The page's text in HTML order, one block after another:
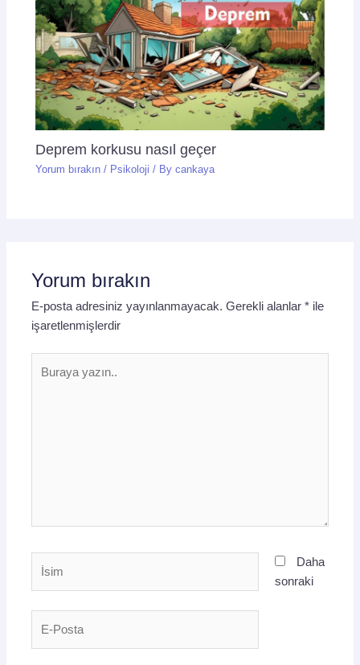
Deprem korkusu nasıl geçer
Yorum bırakın / Psikoloji / Bycankaya
Yorum bırakın
E-posta adresiniz yayınlanmayacak. Gerekli alanlar* ile
işaretlenmişlerdir
yazın..
Daha
sonraki